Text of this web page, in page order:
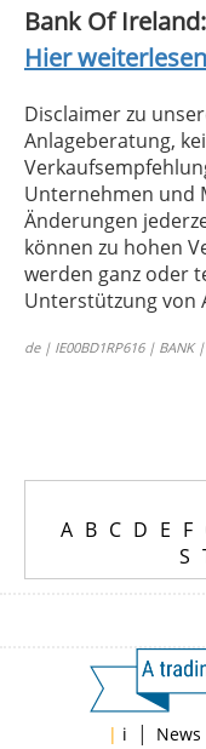
Bank Of
Hier
Disclaimer zu
Anlageberatung,
Unternehmen und
Änderungen
können zu hohen
werden ganz oder
Unterstützung von
de | IE00BD1RP616 |
A B C D E F
S
| i | News